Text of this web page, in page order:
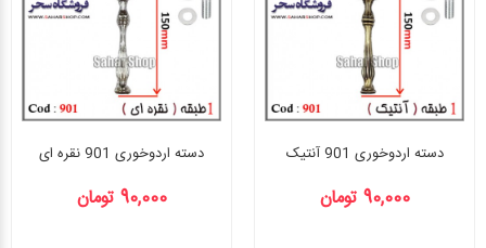
دسته اردوخوری 901 آنتیک
90,000 تومان
دسته اردوخوری 901 نقره ای
90,000 تومان